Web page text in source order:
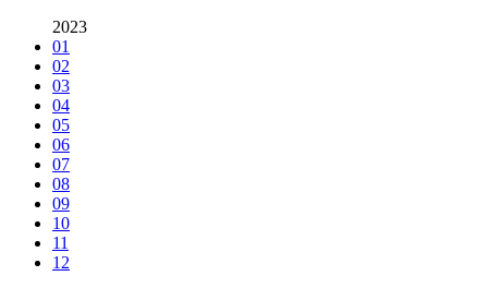
2023
01
02
03
04
05
06
07
08
09
10
11
12